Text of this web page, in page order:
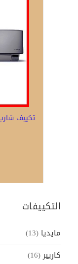
التكييفات
مايديا (13)
كاريير(16)